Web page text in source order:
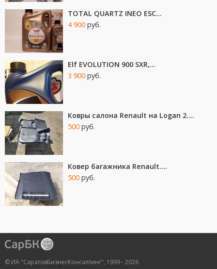
TOTAL QUARTZ INEO ESC...
4 900 руб.
Elf EVOLUTION 900 SXR,...
3 900 руб.
Ковры салона Renault на Logan 2....
500 руб.
Ковер багажника Renault....
500 руб.
© ИА "СаратовБизнесКонсалтинг", 1999 - 2026